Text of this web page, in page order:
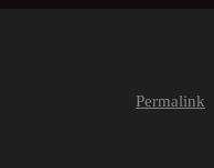
Permalink